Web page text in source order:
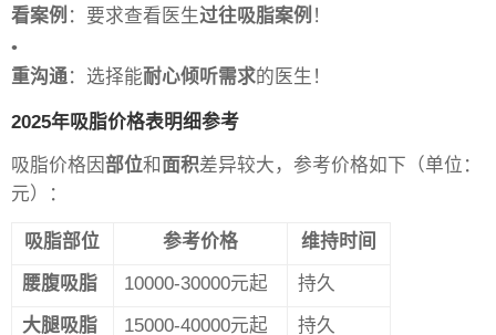
看案例 ：要求查看医生过往吸脂案例 ！
•
重沟通：选择能耐心倾听需求的医生！
2025年吸脂价格表明细参考
吸脂价格因部位和 面积差异较大，参考价格如下（单位：
元）：
吸脂部位 参考价格
维持时间
腰腹吸脂
10000-30000元起
持久
大腿吸脂
15000-40000元起 持久